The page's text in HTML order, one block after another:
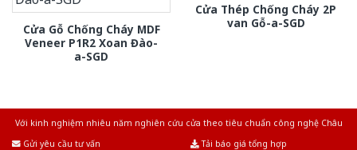
Cửa Gỗ Chống Cháy MDF
Veneer P1R2 Xoan Đào-
a-SGD
Cửa Thép Chống Cháy 2P
van Gỗ-a-SGD
Với kinh nghiệm nhiêu năm nghiên cứu cửa theo tiêu chuẩn công nghệ Châu
Gửi yêu cầu tư vấn
Tải báo giá tổng hợp